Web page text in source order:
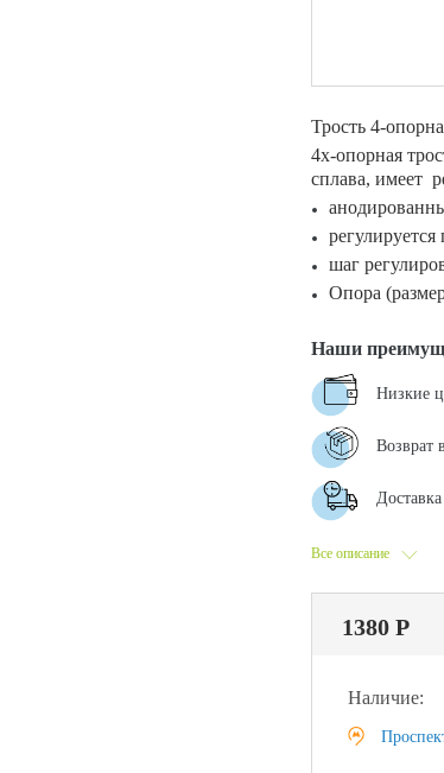
Трость 4-
4х-опорная
сплава, имеет
шаг
Опора
Все описание
Наши
Низкие
Возврат
1380 Р
Наличие: